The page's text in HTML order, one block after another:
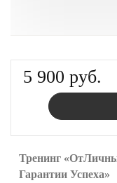
5 900 руб.
Тренинг
Гарантии Успеха»